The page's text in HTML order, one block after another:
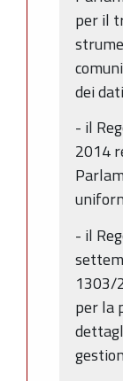
per il
dei
- il
2014
- il
1303/
per la